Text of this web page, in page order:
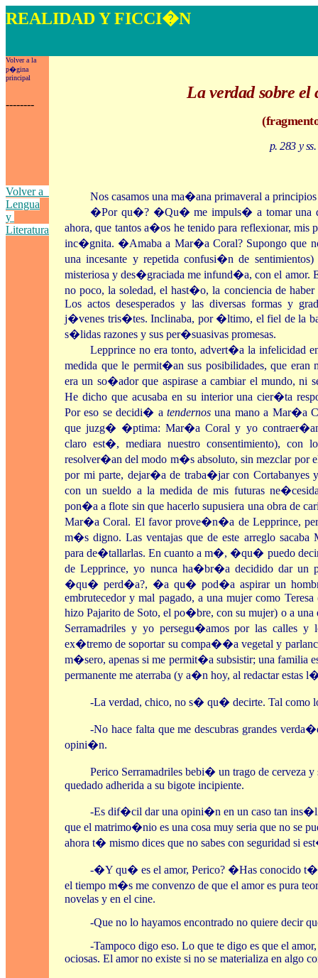
REALIDAD Y FICCI�N
Volver a la
p�gina
principal
--------
Volver a
Lengua
y
Literatura
La verdad sobre el
p. 283 y ss.
Nos casamos una ma�ana primaveral a
�Por qu�? �Qu� me impuls� a tomar una
ahora, que tantos a�os he tenido para reflexionar, mis
inc�gnita. �Amaba a Mar�a Coral? Supongo que
una incesante y repetida confusi�n de
misteriosa y des�graciada me infund�a, con el
no poco, la soledad, el hast�o, la conciencia de
Los actos desesperados y las diversas formas y
j�venes tris�tes. Inclinaba, por �ltimo, el fiel de la
s�lidas razones y sus per�suasivas promesas.
Lepprince no era tonto, advert�a la infelicidad
medida que le permit�an sus posibilidades, que eran
era un so�ador que aspirase a cambiar el mundo, ni
He dicho que acusaba en su interior una cier�ta
Por eso se decidi� a tendernosuna mano a Mar�a
que juzg� �ptima: Mar�a Coral y yo
claro est�, mediara nuestro consentimiento), con
resolver�an del modo m�s absoluto, sin mezclar por
por mi parte, dejar�a de traba�jar con Cortabanyes
con un sueldo a la medida de mis futuras
pon�a a flote sin que hacerlo supusiera una obra de
Mar�a Coral. El favor prove�n�a de Lepprince,
m�s digno. Las ventajas que de este arreglo sacaba
para de�tallarlas. En cuanto a m�, �qu� puedo
de Lepprince, yo nunca ha�br�a decidido dar un
�qu� perd�a?, �a qu� pod�a aspirar un
embrutecedor y mal pagado, a una mujer como
hizo Pajarito de Soto, el po�bre, con su mujer) o a
Serramadriles y yo persegu�amos por las calles y
ex�tremo de soportar su compa��a vegetal y
m�sero, apenas si me permit�a subsistir; una familia
permanente me aterraba (y a�n hoy, al redactar estas
-La verdad, chico, no s� qu� decirte. Tal como
-No hace falta que me descubras grandes
opini�n.
Perico Serramadriles bebi� un trago de cerveza
quedado adherida a su bigote incipiente.
-Es dif�cil dar una opini�n en un caso tan
que el matrimo�nio es una cosa muy seria que no se
ahora t� mismo dices que no sabes con seguridad si
-�Y qu� es el amor, Perico? �Has conocido t�
el tiempo m�s me convenzo de que el amor es pura
novelas y en el cine.
-Que no lo hayamos encontrado no quiere decir
-Tampoco digo eso. Lo que te digo es que el
ociosas. El amor no existe si no se materializa en algo